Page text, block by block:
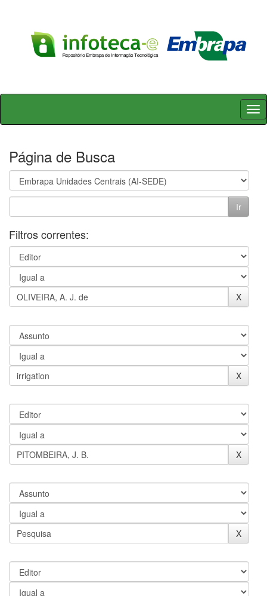
Skip
Página de Busca
Filtros correntes: